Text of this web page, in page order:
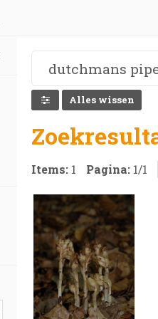
Alles wissen
Items: 1 Pagina: 1/1